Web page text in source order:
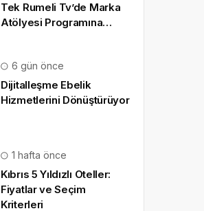
Tek Rumeli Tv’de Marka
Atölyesi Programına
6 gün önce
Dijitalleşme Ebelik
Hizmetlerini Dönüştürüyor
1 hafta önce
Kıbrıs 5 Yıldızlı Oteller:
Fiyatlar ve Seçim
Kriterleri